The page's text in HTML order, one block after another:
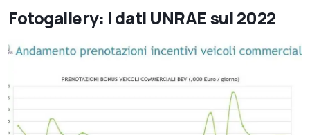
Fotogallery: I dati UNRAE sul 2022